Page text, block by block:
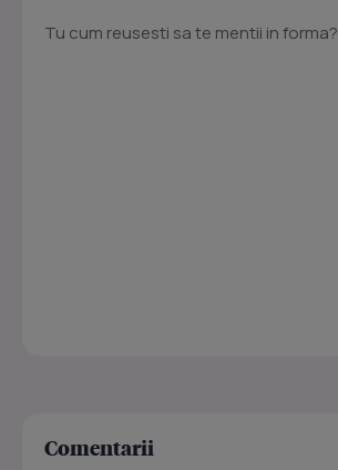
Tu cum reusesti sa te mentii in forma?
Comentarii